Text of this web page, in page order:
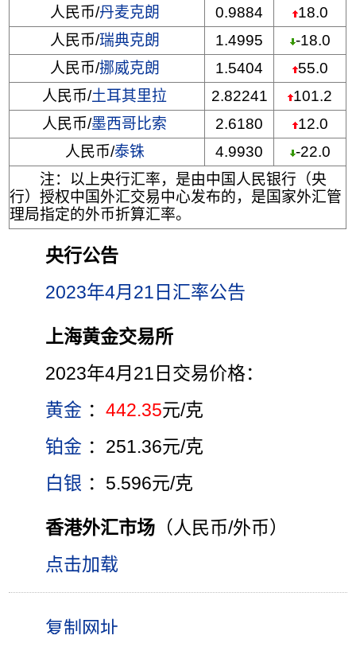
人民币/丹麦克朗 0.9884
18.0
人民币/瑞典克朗 1.4995
-18.0
人民币/挪威克朗 1.5404
55.0
人民币/土耳其里拉 2.82241
101.2
人民币/墨西哥比索 2.6180
12.0
人民币/泰铢 4.9930
-22.0
注：以上央行汇率，是由中国人民银行（央
行）授权中国外汇交易中心发布的，是国家外汇管
理局指定的外币折算汇率。
央行公告
2023年4月21日汇率公告
上海黄金交易所
2023年4月21日交易价格：
黄金 ：442.35元/克
铂金 ：251.36元/克
白银 ：5.596元/克
香港外汇市场 （人民币/外币）
点击加载